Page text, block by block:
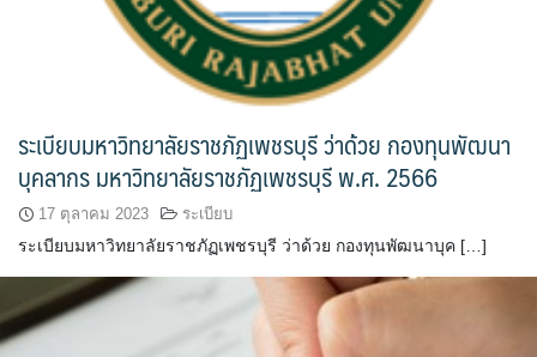
ระเบียบมหาวิทยาลัยราชภัฏเพชรบุรี ว่าด้วย กองทุนพัฒนา
บุคลากร มหาวิทยาลัยราชภัฏเพชรบุรี พ.ศ. 2566
17 ตุลาคม 2023 ระเบียบ
ระเบียบมหาวิทยาลัยราชภัฏเพชรบุรี ว่าด้วย กองทุนพัฒนาบุค […]